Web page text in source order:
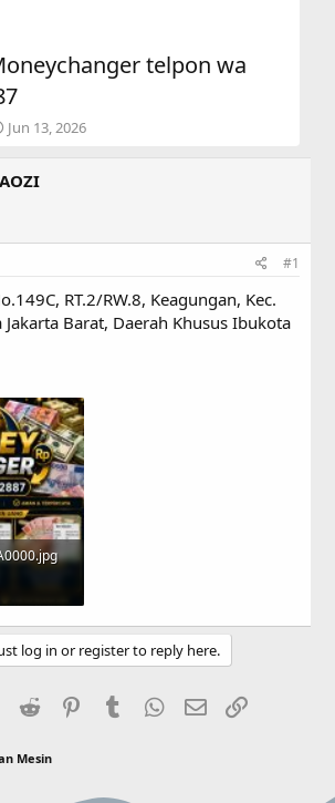
telpon wa
S
r
a
Jun 13, 2026
#1
RT.2/RW.8, Keagungan, Kec.
Jakarta Barat, Daerah Khusus Ibukota
log in or register to reply here.
X (Twitter)
Reddit PinterestTumblr WhatsApp
Email
Mesin